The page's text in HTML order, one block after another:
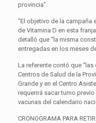
provincia”.
“El objetivo de la campaña
de Vitamina D en esta
detalló que “la misma
entregadas en los meses
La referente contó que
Centros de Salud de la
Grande y en el Centro
requerirá sacar turno
vacunas del calendario
CRONOGRAMA PARA